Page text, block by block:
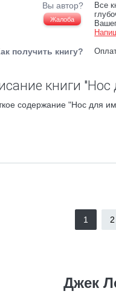
Вы автор?
Жалоба
Все
получить книгу?
книги "Нос
содержание "Нос для
1 2
Джек